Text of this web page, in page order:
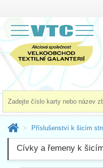
Příslušenství k šicím
Cívky a řemeny k